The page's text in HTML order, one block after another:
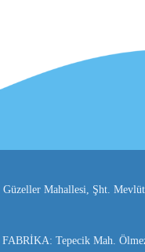
Güzeller Mahallesi, Şht.
FABRİKA: Tepecik Mah.